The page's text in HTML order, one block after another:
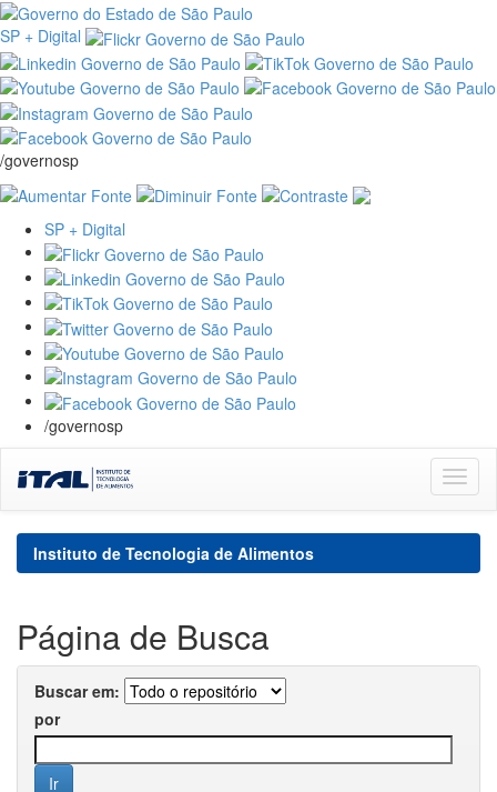
SP + Digital
/governosp
SP + Digital
/governosp
navigation
Instituto de Tecnologia de Alimentos
Página de Busca
Buscar em:
por